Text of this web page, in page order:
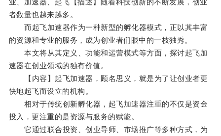
业、加速器、起飞【描述】随着科技创新的不断发展，创业
者数量也越来越多。
而起飞加速器作为一种新型的孵化器模式，正以其丰富
的资源和专业的服务，成为创业者们眼中的一枝独秀。
本文将从其定义、功能和运营模式等方面，探讨起飞加
速器在创业领域的独有价值。
【内容】起飞加速器，顾名思义，就是为了让创业者更
快地起飞而设立的机构。
相对于传统创新孵化器，起飞加速器注重的不仅是资金
投入，更注重的是资源与服务的赋能。
它通过联合投资、创业导师、市场推广等多种方式，为